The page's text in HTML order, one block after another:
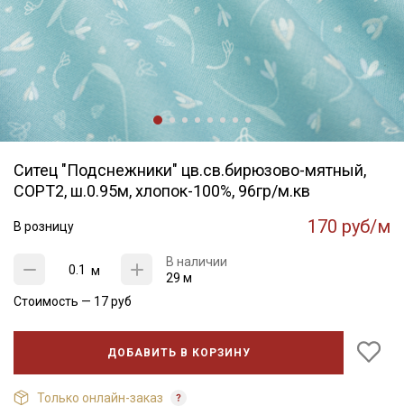
Ситец "Подснежники" цв.св.бирюзово-мятный,
СОРТ2, ш.0.95м, хлопок-100%, 96гр/м.кв
В розницу 170 руб/м
м
В наличии
29 м
Стоимость — 17руб
ДОБАВИТЬ В КОРЗИНУ
Только онлайн-заказ